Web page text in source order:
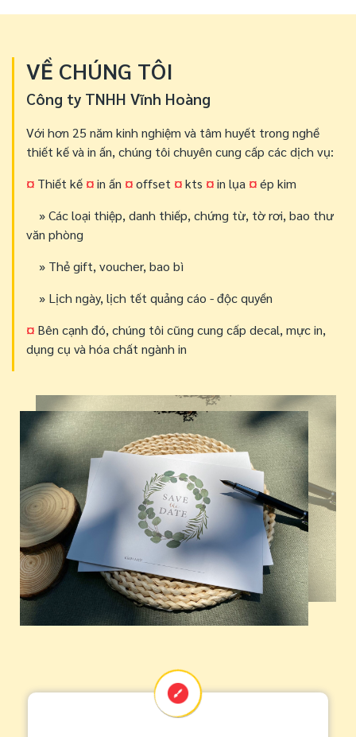
VỀ CHÚNG TÔI
Công ty TNHH Vĩnh Hoàng
Với hơn 25 năm kinh nghiệm và tâm huyết trong nghề
thiết kế và in ấn, chúng tôi chuyên cung cấp các dịch vụ:
¤ Thiết kế ¤in ấn ¤offset ¤kts ¤in lụa ¤ép kim
» Các loại thiệp, danh thiếp, chứng từ, tờ rơi, bao thư
văn phòng
» Thẻ gift, voucher, bao bì
» Lịch ngày, lịch tết quảng cáo - độc quyền
¤ Bên cạnh đó, chúng tôi cũng cung cấp decal, mực in,
dụng cụ và hóa chất ngành in